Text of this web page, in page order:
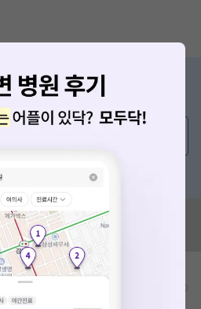
금한 점이 있나요?
접 답해드려요!
있나요?